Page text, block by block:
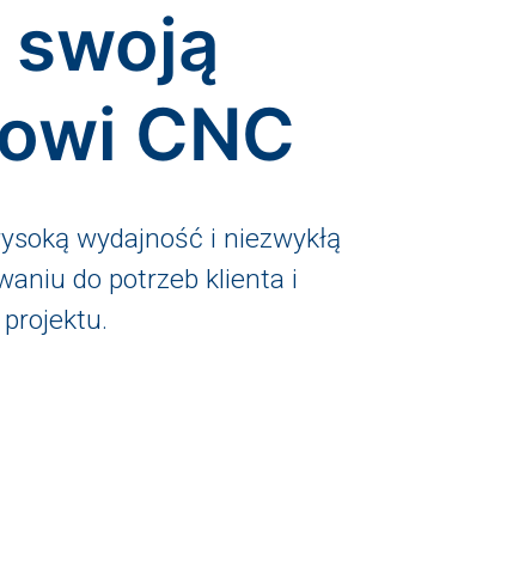
CNC
wydajność i niezwykłą
do potrzeb klienta i